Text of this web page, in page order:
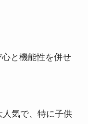
と機能性を併せ
人気で、特に子供